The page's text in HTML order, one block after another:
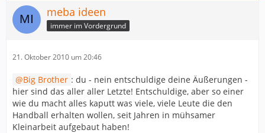
meba ideen
immer im Vordergrund
21. Oktober 2010 um 20:46
Big Brother : du - nein entschuldige deine Äußerungen -
hier sind das aller aller Letzte! Entschuldige, aber so einer
wie du macht alles kaputt was viele, viele Leute die den
Handball erhalten wollen, seit Jahren in mühsamer
Kleinarbeit aufgebaut haben!